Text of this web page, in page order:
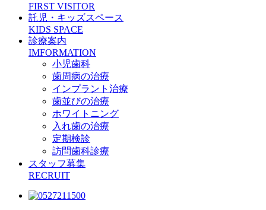
FIRST VISITOR
託児・キッズスペース
KIDS SPACE
診療案内
IMFORMATION
小児歯科
歯周病の治療
インプラント治療
歯並びの治療
ホワイトニング
入れ歯の治療
定期検診
訪問歯科診療
スタッフ募集
RECRUIT